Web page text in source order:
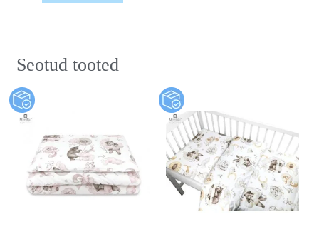
Seotud tooted